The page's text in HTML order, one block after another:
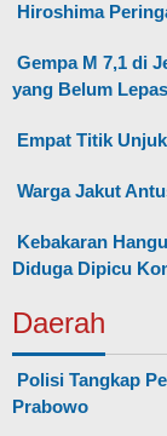
Hiroshima
Gempa M 7,1 di
yang Belum
Empat Titik
Warga Jakut
Kebakaran
Diduga Dipicu
Daerah
Polisi Tangkap
Prabowo